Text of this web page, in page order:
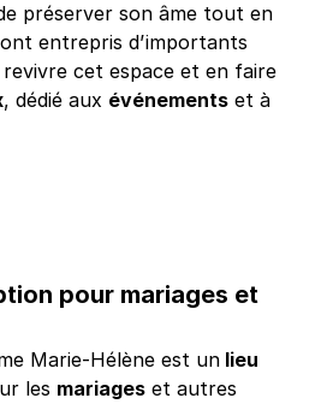
préserver son âme tout en
entrepris d’importants
cet espace et en faire
, dédié aux événements et à
pour mariages et
Marie-Hélène est un lieu
les mariages et autres